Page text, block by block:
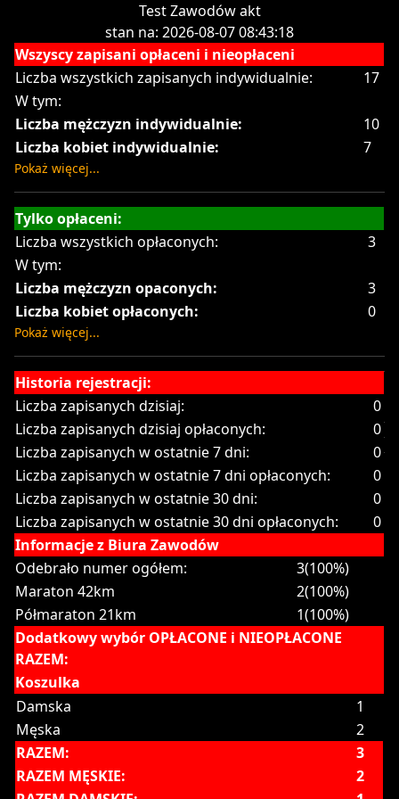
Test Zawodów akt
stan na: 2026-08-07 08:43:18
Wszyscy zapisani opłaceni i nieopłaceni
Liczba wszystkich zapisanych indywidualnie:
17
W tym:
Liczba mężczyzn indywidualnie:
10
Liczba kobiet indywidualnie:
7
Pokaż więcej...
Tylko opłaceni:
Liczba wszystkich opłaconych:
3
W tym:
Liczba mężczyzn opaconych:
3
Liczba kobiet opłaconych:
0
Pokaż więcej...
Historia rejestracji:
Liczba zapisanych dzisiaj:
0
Liczba zapisanych dzisiaj opłaconych:
0
Liczba zapisanych w ostatnie 7 dni:
0
Liczba zapisanych w ostatnie 7 dni opłaconych:
0
Liczba zapisanych w ostatnie 30 dni:
0
Liczba zapisanych w ostatnie 30 dni opłaconych:
0
Informacje z Biura Zawodów
Odebrało numer ogółem:
3(100%)
Maraton 42km
2(100%)
Półmaraton 21km
1(100%)
Dodatkowy wybór OPŁACONE i NIEOPŁACONE
RAZEM:
Koszulka
Damska
1
Męska
2
RAZEM:
3
RAZEM MĘSKIE:
2